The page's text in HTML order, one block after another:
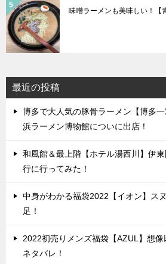
味噌ラーメンも美味しい！【
最近の投稿
博多で大人気の豚骨ラーメン【博多
浜ラーメン博物館についに出店！
和風館＆最上階【ホテル湯西川】伊
行に行ってみた！
中身がわかる福袋2022【イオン】ス
足！
2022初売りメンズ福袋【AZUL】想
ネタバレ！